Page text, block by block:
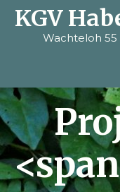
KGV
Wachteloh